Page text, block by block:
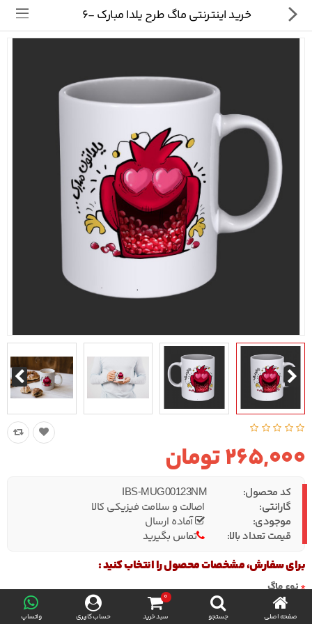
صفحه اصلی جستجو
0
سبد خرید
حساب کاربری واتساپ
خرید اینترنتی ماگ طرح یلدا مبارک -6
265,000 تومان
کد محصول: IBS-MUG00123NM
گارانتی:
اصالت و سلامت فیزیکی کالا
موجودی:
آماده ارسال
قیمت تعداد بالا:
تماس بگیرید
برای سفارش، مشخصات محصول را انتخاب کنید :
نوع ماگ
تی شرت
ماگ
پیکسل
سایر محصولات
پیج ما در اینستاگرام